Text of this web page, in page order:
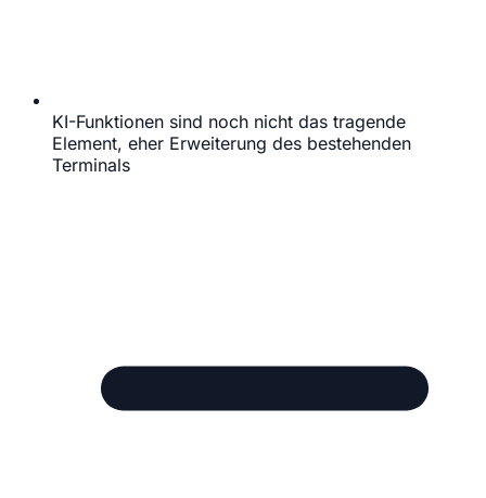
KI-Funktionen sind noch nicht das tragende
Element, eher Erweiterung des bestehenden
Terminals